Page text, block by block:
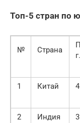
Топ-5 стран по
№ Страна
1 Китай
2 Индия